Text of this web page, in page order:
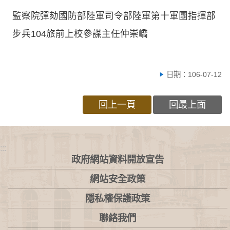
監察院彈劾國防部陸軍司令部陸軍第十軍團指揮部
步兵104旅前上校參謀主任仲崇嶠
日期：106-07-12
回上一頁 回最上面
:::
政府網站資料開放宣告
網站安全政策
隱私權保護政策
聯絡我們